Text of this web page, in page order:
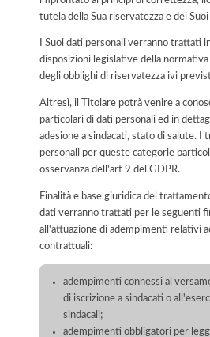
tutela della Sua riservatezza e dei
I Suoi dati personali verranno trattati
disposizioni legislative della
degli obblighi di riservatezza ivi
Altresì, il Titolare potrà venire a
particolari di dati personali ed in
adesione a sindacati, stato di salute. I
personali per queste categorie
osservanza dell'art 9 del GDPR.
Finalità e base giuridica del
dati verranno trattati per le seguenti
all'attuazione di adempimenti relativi
contrattuali:
adempimenti connessi al
di iscrizione a sindacati o
sindacali;
adempimenti obbligatori per